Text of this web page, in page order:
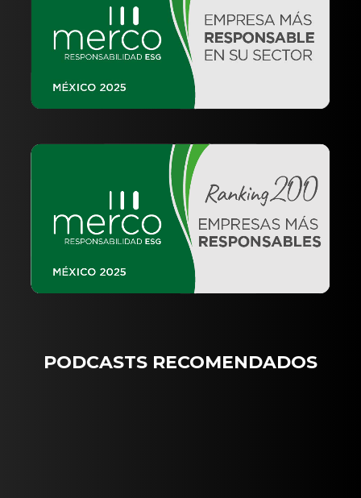
PODCASTS RECOMENDADOS